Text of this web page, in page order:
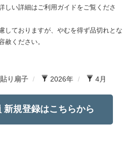
赦ください。
り扇子 2026年 4月
新規登録はこちらから